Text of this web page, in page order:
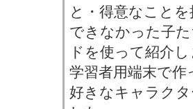
と・得意なこと
できなかった子
ドを使って紹介
学習者用端末で
好きなキャラク